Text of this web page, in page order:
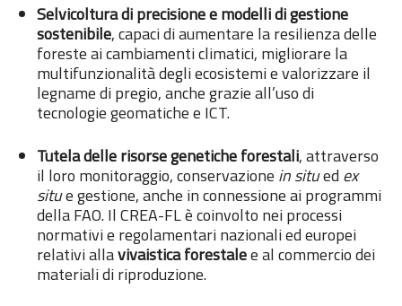
Selvicoltura di precisione e modelli di gestione
sostenibile, capaci di aumentare la resilienza delle
foreste ai cambiamenti climatici, migliorare la
multifunzionalità degli ecosistemi e valorizzare il
legname di pregio, anche grazie all’uso di
tecnologie geomatiche e ICT.
Tutela delle risorse genetiche forestali, attraverso
il loro monitoraggio, conservazione in situed ex
situe gestione, anche in connessione ai programmi
della FAO. Il CREA-FL è coinvolto nei processi
normativi e regolamentari nazionali ed europei
relativi allavivaistica forestalee al commercio dei
materiali di riproduzione.